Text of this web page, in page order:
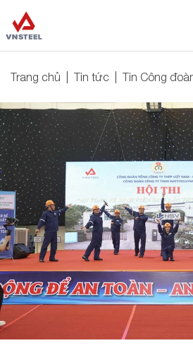
Trang chủ Tin tức Tin Công